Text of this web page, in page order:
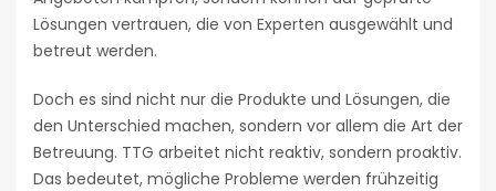
Lösungen vertrauen, die von Experten ausgewählt und
betreut werden.
Doch es sind nicht nur die Produkte und Lösungen, die
den Unterschied machen, sondern vor allem die Art der
Betreuung. TTG arbeitet nicht reaktiv, sondern proaktiv.
Das bedeutet, mögliche Probleme werden frühzeitig